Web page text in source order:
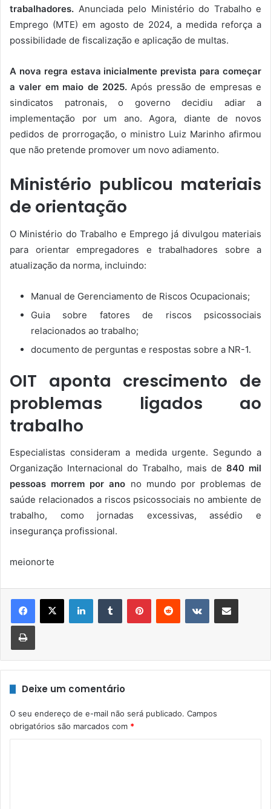
trabalhadores. Anunciada pelo Ministério do Trabalho e
Emprego (MTE) em agosto de 2024, a medida reforça a
possibilidade de fiscalização e aplicação de multas.
A nova regra estava inicialmente prevista para começar
a valer em maio de 2025. Após pressão de empresas e
sindicatos patronais, o governo decidiu adiar a
implementação por um ano. Agora, diante de novos
pedidos de prorrogação, o ministro Luiz Marinho afirmou
que não pretende promover um novo adiamento.
Ministério publicou materiais
de orientação
O Ministério do Trabalho e Emprego já divulgou materiais
para orientar empregadores e trabalhadores sobre a
atualização da norma, incluindo:
Manual de Gerenciamento de Riscos Ocupacionais;
Guia sobre fatores de riscos psicossociais
relacionados ao trabalho;
documento de perguntas e respostas sobre a NR-1.
OIT aponta crescimento de
problemas ligados ao
trabalho
Especialistas consideram a medida urgente. Segundo a
Organização Internacional do Trabalho, mais de 840 mil
pessoas morrem por ano no mundo por problemas de
saúde relacionados a riscos psicossociais no ambiente de
trabalho, como jornadas excessivas, assédio e
insegurança profissional.
meionorte
LinkedinTumblr PinterestReddit VK Compartilhar via e-mail
Imprimir
Deixe um comentário
O seu endereço de e-mail não será publicado. Campos
obrigatórios são marcados com *